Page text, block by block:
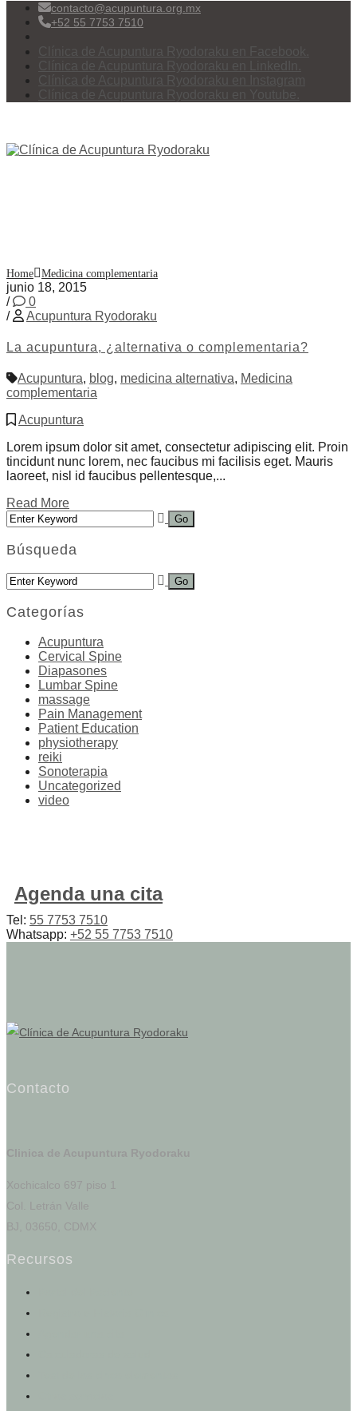
contacto@acupuntura.org.mx
+52 55 7753 7510
Clínica de Acupuntura Ryodoraku en Facebook.
Clínica de Acupuntura Ryodoraku en LinkedIn.
Clínica de Acupuntura Ryodoraku en Instagram
Clínica de Acupuntura Ryodoraku en Youtube.
Home Medicina complementaria
junio 18, 2015
/
0
/
Acupuntura Ryodoraku
La acupuntura, ¿alternativa o complementaria?
Acupuntura, blog, medicina alternativa, Medicina
complementaria
Acupuntura
Lorem ipsum dolor sit amet, consectetur adipiscing elit. Proin
tincidunt nunc lorem, nec faucibus mi facilisis eget. Mauris
laoreet, nisl id faucibus pellentesque,...
Read More
Búsqueda
Categorías
Acupuntura
Cervical Spine
Diapasones
Lumbar Spine
massage
Pain Management
Patient Education
physiotherapy
reiki
Sonoterapia
Uncategorized
video
Agenda una cita
Tel: 55 7753 7510
Whatsapp: +52 55 7753 7510
Contacto
Clinica de Acupuntura Ryodoraku
Xochicalco 697 piso 1
Col. Letrán Valle
BJ, 03650, CDMX
Recursos